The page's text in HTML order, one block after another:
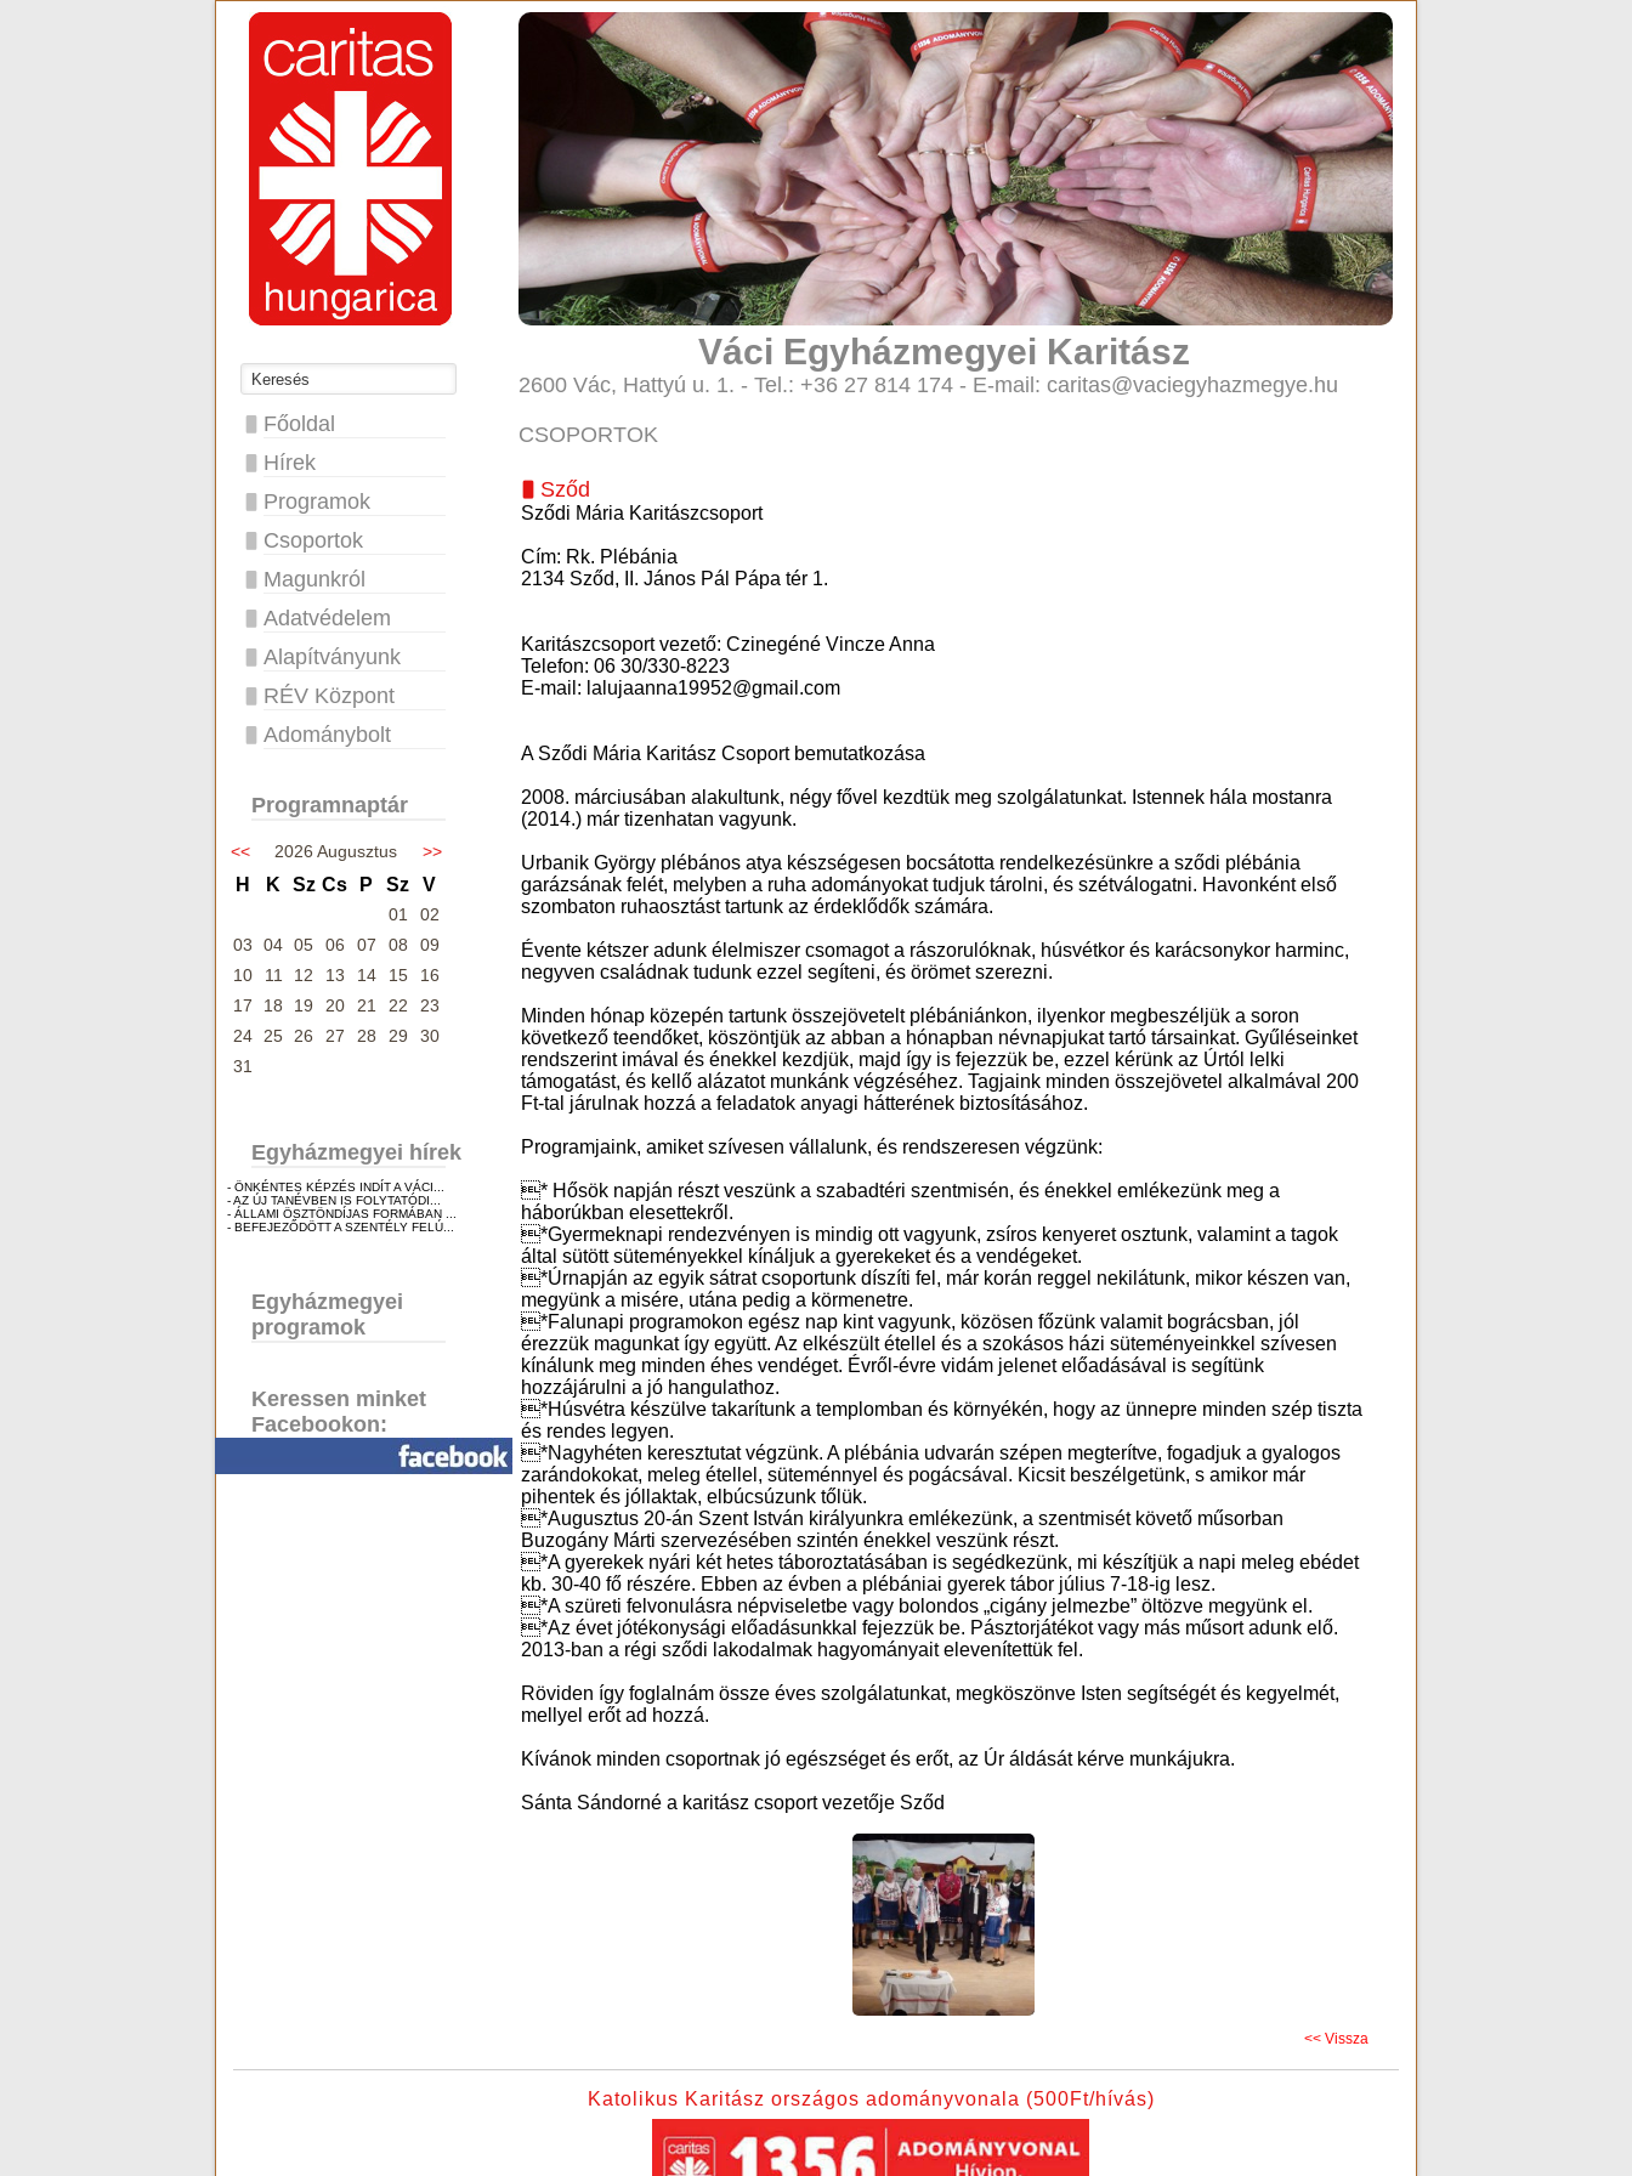
Főoldal
Hírek
Programok
Csoportok
Magunkról
Adatvédelem
Alapítványunk
RÉV Központ
Adománybolt
Programnaptár
<< 2026 Augusztus >>
H K Sz Cs P Sz V
01
02
03
04 05 06 07 08
09
10
11 12 13 14 15
16
17
18 19 20 21 22
23
24
25 26 27 28 29
30
31
Egyházmegyei hírek
- ÖNKÉNTES KÉPZÉS INDÍT A VÁCI...
- AZ ÚJ TANÉVBEN IS FOLYTATÓDI...
- ÁLLAMI ÖSZTÖNDÍJAS FORMÁBAN ...
- BEFEJEZŐDÖTT A SZENTÉLY FELÚ...
Egyházmegyei
programok
Keressen minket
Facebookon:
Váci Egyházmegyei Karitász
2600 Vác, Hattyú u. 1. - Tel.: +36 27 814 174 - E-mail: caritas@vaciegyhazmegye.hu
CSOPORTOK
Sződ
Sződi Mária Karitászcsoport
Cím: Rk. Plébánia
2134 Sződ, II. János Pál Pápa tér 1.
Karitászcsoport vezető: Czinegéné Vincze Anna
Telefon: 06 30/330-8223
E-mail: lalujaanna19952@gmail.com
A Sződi Mária Karitász Csoport bemutatkozása
2008. márciusában alakultunk, négy fővel kezdtük meg szolgálatunkat. Istennek hála mostanra
(2014.) már tizenhatan vagyunk.
Urbanik György plébános atya készségesen bocsátotta rendelkezésünkre a sződi plébánia
garázsának felét, melyben a ruha adományokat tudjuk tárolni, és szétválogatni. Havonként első
szombaton ruhaosztást tartunk az érdeklődők számára.
Évente kétszer adunk élelmiszer csomagot a rászorulóknak, húsvétkor és karácsonykor harminc,
negyven családnak tudunk ezzel segíteni, és örömet szerezni.
Minden hónap közepén tartunk összejövetelt plébániánkon, ilyenkor megbeszéljük a soron
következő teendőket, köszöntjük az abban a hónapban névnapjukat tartó társainkat. Gyűléseinket
rendszerint imával és énekkel kezdjük, majd így is fejezzük be, ezzel kérünk az Úrtól lelki
támogatást, és kellő alázatot munkánk végzéséhez. Tagjaink minden összejövetel alkalmával 200
Ft-tal járulnak hozzá a feladatok anyagi hátterének biztosításához.
Programjaink, amiket szívesen vállalunk, és rendszeresen végzünk:
* Hősök napján részt veszünk a szabadtéri szentmisén, és énekkel emlékezünk meg a
háborúkban elesettekről.
*Gyermeknapi rendezvényen is mindig ott vagyunk, zsíros kenyeret osztunk, valamint a tagok
által sütött süteményekkel kínáljuk a gyerekeket és a vendégeket.
*Úrnapján az egyik sátrat csoportunk díszíti fel, már korán reggel nekilátunk, mikor készen van,
megyünk a misére, utána pedig a körmenetre.
*Falunapi programokon egész nap kint vagyunk, közösen főzünk valamit bográcsban, jól
érezzük magunkat így együtt. Az elkészült étellel és a szokásos házi süteményeinkkel szívesen
kínálunk meg minden éhes vendéget. Évről-évre vidám jelenet előadásával is segítünk
hozzájárulni a jó hangulathoz.
*Húsvétra készülve takarítunk a templomban és környékén, hogy az ünnepre minden szép tiszta
és rendes legyen.
*Nagyhéten keresztutat végzünk. A plébánia udvarán szépen megterítve, fogadjuk a gyalogos
zarándokokat, meleg étellel, süteménnyel és pogácsával. Kicsit beszélgetünk, s amikor már
pihentek és jóllaktak, elbúcsúzunk tőlük.
*Augusztus 20-án Szent István királyunkra emlékezünk, a szentmisét követő műsorban
Buzogány Márti szervezésében szintén énekkel veszünk részt.
*A gyerekek nyári két hetes táboroztatásában is segédkezünk, mi készítjük a napi meleg ebédet
kb. 30-40 fő részére. Ebben az évben a plébániai gyerek tábor július 7-18-ig lesz.
*A szüreti felvonulásra népviseletbe vagy bolondos „cigány jelmezbe” öltözve megyünk el.
*Az évet jótékonysági előadásunkkal fejezzük be. Pásztorjátékot vagy más műsort adunk elő.
2013-ban a régi sződi lakodalmak hagyományait elevenítettük fel.
Röviden így foglalnám össze éves szolgálatunkat, megköszönve Isten segítségét és kegyelmét,
mellyel erőt ad hozzá.
Kívánok minden csoportnak jó egészséget és erőt, az Úr áldását kérve munkájukra.
Sánta Sándorné a karitász csoport vezetője Sződ
<< Vissza
Katolikus Karitász országos adományvonala (500Ft/hívás)